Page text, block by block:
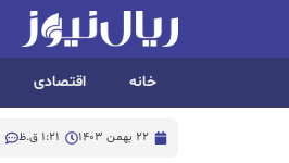
خانه اقتصادی
22 بهمن 1403 1:21 ق.ظ